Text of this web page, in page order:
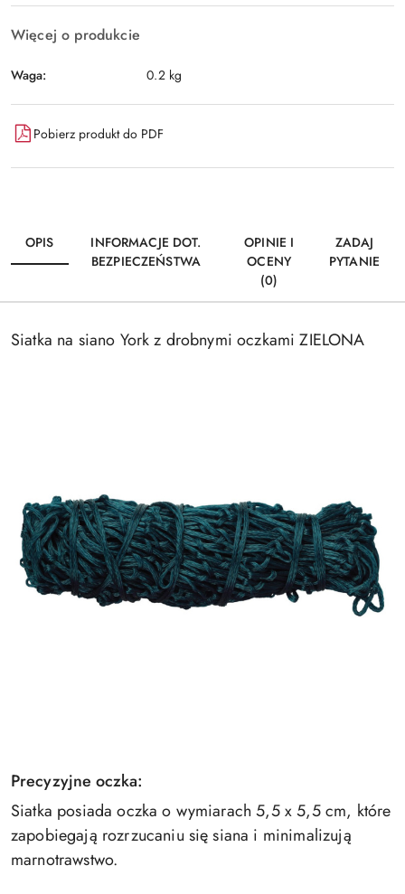
Więcej o produkcie
Waga: 0.2 kg
Pobierz produkt do PDF
OPIS
INFORMACJE DOT.
BEZPIECZEŃSTWA
OPINIE I
OCENY
(0)
ZADAJ
PYTANIE
Siatka na siano York z drobnymi oczkami ZIELONA
Precyzyjne oczka:
Siatka posiada oczka o wymiarach 5,5 x 5,5 cm, które
zapobiegają rozrzucaniu się siana i minimalizują
marnotrawstwo.